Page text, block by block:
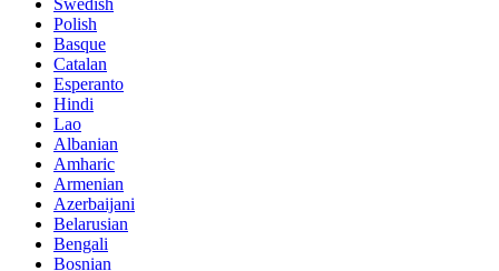
Swedish
Polish
Basque
Catalan
Esperanto
Hindi
Lao
Albanian
Amharic
Armenian
Azerbaijani
Belarusian
Bengali
Bosnian